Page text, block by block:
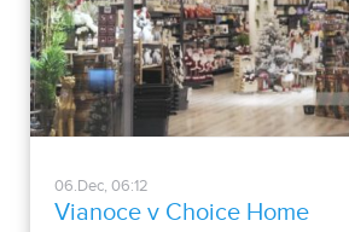
06.Dec, 06:12
Vianoce v Choice Home